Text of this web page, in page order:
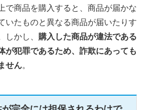
で商品を購入すると、商品が届かな
いたものと異なる商品が届いたりす
かし、 購入した商品が違法である
が犯罪であるため、詐欺にあっても
せん。